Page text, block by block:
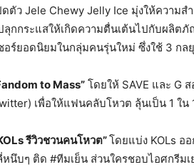
ดตัว Jele Chewy Jelly Ice มุ่งให้ความ
ลุกกระแสให้เกิดความตื่นเต้นไปกับผลิ
อร์ยอดนิยมในกลุ่มคนรุ่นใหม่ ซึ่งใช้ 3 กล
to Mass” โดยให้ SAVE และ G
เพื่อให้แฟนคลับโหวต ลุ้นเป็น 1 ใ
รีวิวชวนคนโหวต”โดยแบ่ง KOLs อ
หนึบๆ ติด #ทีมเย็น ส่วนใครชอบไอศกรี